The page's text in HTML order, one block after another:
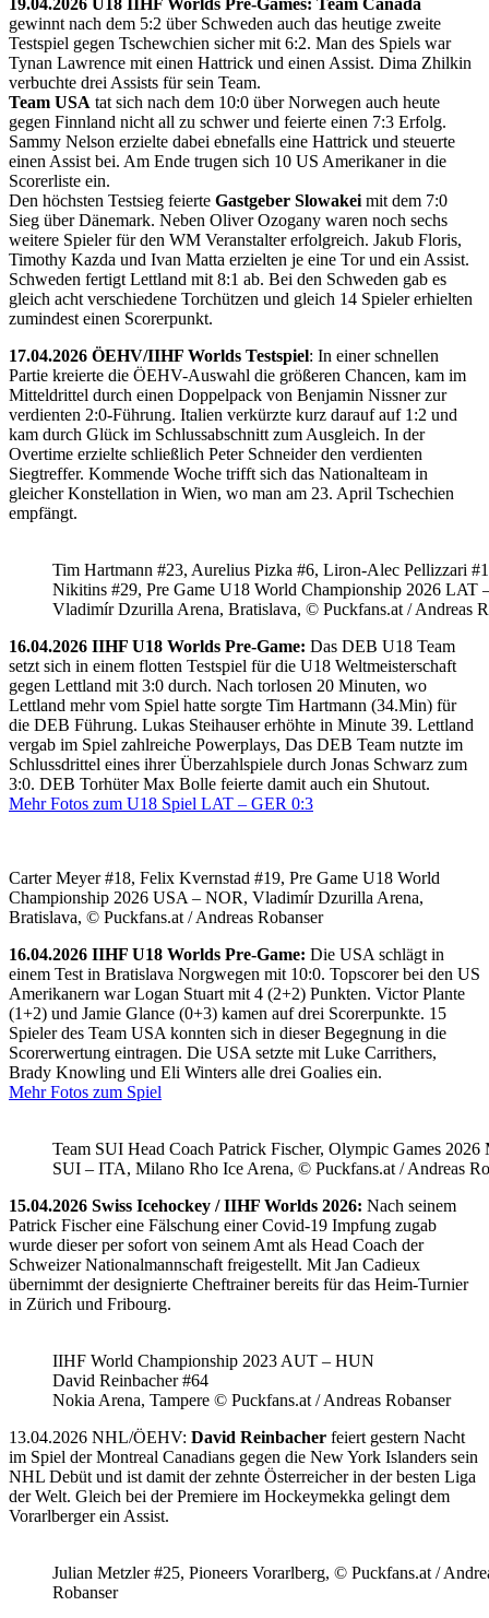
gewinnt nach dem 5:2 über Schweden auch das heutige zweite
Testspiel gegen Tschewchien sicher mit 6:2. Man des Spiels war
Tynan Lawrence mit einen Hattrick und einen Assist. Dima Zhilkin
verbuchte drei Assists für sein Team.
Team USA tat sich nach dem 10:0 über Norwegen auch heute
gegen Finnland nicht all zu schwer und feierte einen 7:3 Erfolg.
Sammy Nelson erzielte dabei ebnefalls eine Hattrick und steuerte
einen Assist bei. Am Ende trugen sich 10 US Amerikaner in die
Scorerliste ein.
Den höchsten Testsieg feierte Gastgeber Slowakei mit dem 7:0
Sieg über Dänemark. Neben Oliver Ozogany waren noch sechs
weitere Spieler für den WM Veranstalter erfolgreich. Jakub Floris,
Timothy Kazda und Ivan Matta erzielten je eine Tor und ein Assist.
Schweden fertigt Lettland mit 8:1 ab. Bei den Schweden gab es
gleich acht verschiedene Torchützen und gleich 14 Spieler erhielten
zumindest einen Scorerpunkt.
17.04.2026 ÖEHV/IIHF Worlds Testspiel: In einer schnellen
Partie kreierte die ÖEHV-Auswahl die größeren Chancen, kam im
Mitteldrittel durch einen Doppelpack von Benjamin Nissner zur
verdienten 2:0-Führung. Italien verkürzte kurz darauf auf 1:2 und
kam durch Glück im Schlussabschnitt zum Ausgleich. In der
Overtime erzielte schließlich Peter Schneider den verdienten
Siegtreffer. Kommende Woche trifft sich das Nationalteam in
gleicher Konstellation in Wien, wo man am 23. April Tschechien
empfängt.
Tim Hartmann #23, Aurelius Pizka #6, Liron-Alec Pellizzari
Nikitins #29, Pre Game U18 World Championship 2026 LAT
Vladimír Dzurilla Arena, Bratislava, © Puckfans.at / Andreas
16.04.2026 IIHF U18 Worlds Pre-Game: Das DEB U18 Team
setzt sich in einem flotten Testspiel für die U18 Weltmeisterschaft
gegen Lettland mit 3:0 durch. Nach torlosen 20 Minuten, wo
Lettland mehr vom Spiel hatte sorgte Tim Hartmann (34.Min) für
die DEB Führung. Lukas Steihauser erhöhte in Minute 39. Lettland
vergab im Spiel zahlreiche Powerplays, Das DEB Team nutzte im
Schlussdrittel eines ihrer Überzahlspiele durch Jonas Schwarz zum
3:0. DEB Torhüter Max Bolle feierte damit auch ein Shutout.
Mehr Fotos zum U18 Spiel LAT – GER 0:3
Carter Meyer #18, Felix Kvernstad #19, Pre Game U18 World
Championship 2026 USA – NOR, Vladimír Dzurilla Arena,
Bratislava, © Puckfans.at / Andreas Robanser
16.04.2026 IIHF U18 Worlds Pre-Game: Die USA schlägt in
einem Test in Bratislava Norgwegen mit 10:0. Topscorer bei den US
Amerikanern war Logan Stuart mit 4 (2+2) Punkten. Victor Plante
(1+2) und Jamie Glance (0+3) kamen auf drei Scorerpunkte. 15
Spieler des Team USA konnten sich in dieser Begegnung in die
Scorerwertung eintragen. Die USA setzte mit Luke Carrithers,
Brady Knowling und Eli Winters alle drei Goalies ein.
Mehr Fotos zum Spiel
Team SUI Head Coach Patrick Fischer, Olympic Games 2026
SUI – ITA, Milano Rho Ice Arena, © Puckfans.at / Andreas
15.04.2026 Swiss Icehockey / IIHF Worlds 2026: Nach seinem
Patrick Fischer eine Fälschung einer Covid-19 Impfung zugab
wurde dieser per sofort von seinem Amt als Head Coach der
Schweizer Nationalmannschaft freigestellt. Mit Jan Cadieux
übernimmt der designierte Cheftrainer bereits für das Heim-Turnier
in Zürich und Fribourg.
IIHF World Championship 2023 AUT – HUN
David Reinbacher #64
Nokia Arena, Tampere © Puckfans.at / Andreas Robanser
13.04.2026 NHL/ÖEHV: David Reinbacher feiert gestern Nacht
im Spiel der Montreal Canadians gegen die New York Islanders sein
NHL Debüt und ist damit der zehnte Österreicher in der besten Liga
der Welt. Gleich bei der Premiere im Hockeymekka gelingt dem
Vorarlberger ein Assist.
Julian Metzler #25, Pioneers Vorarlberg, © Puckfans.at /
Robanser